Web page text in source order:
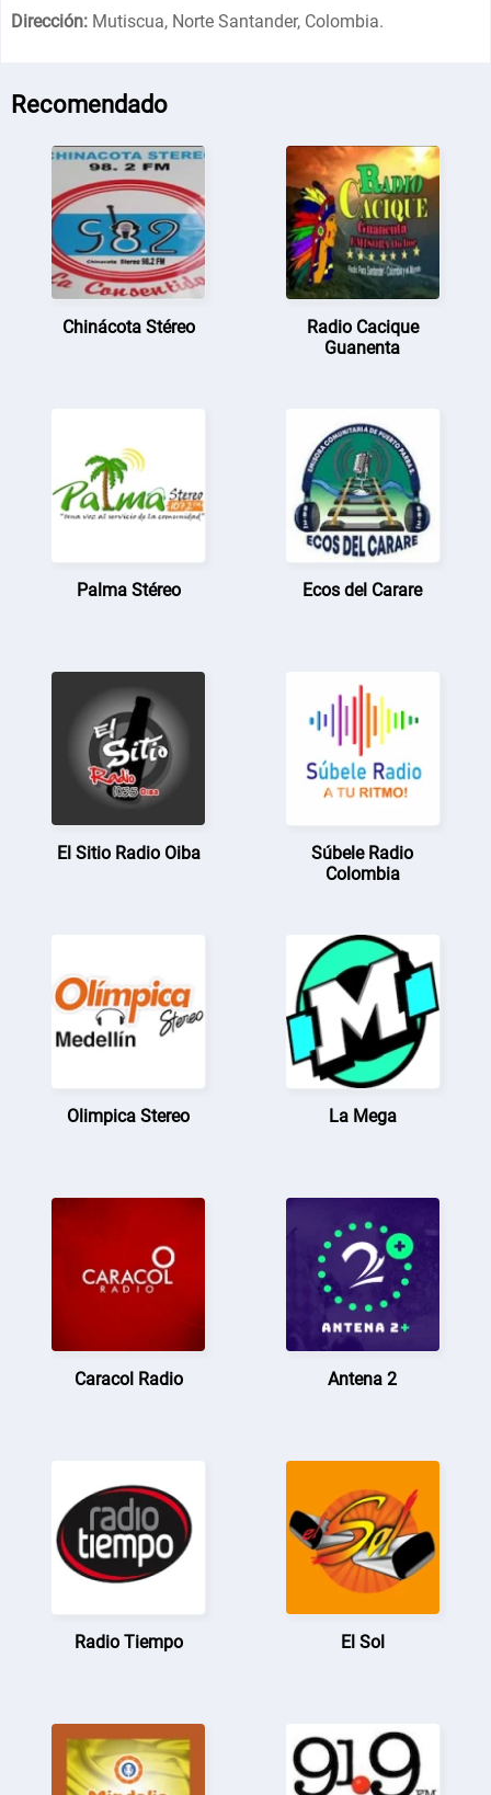
Dirección: Mutiscua, Norte Santander, Colombia.
Recomendado
Chinácota Stéreo
Radio Cacique
Guanenta
Palma Stéreo Ecos del Carare
El Sitio Radio Oiba
Súbele Radio
Colombia
Olimpica Stereo La Mega
Caracol Radio Antena 2
Radio Tiempo El Sol